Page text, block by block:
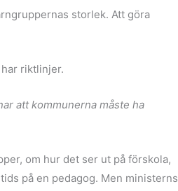
storlek. Att göra
riktlinjer.
att kommunerna måste ha
om hur det ser ut på förskola,
på en pedagog. Men ministerns